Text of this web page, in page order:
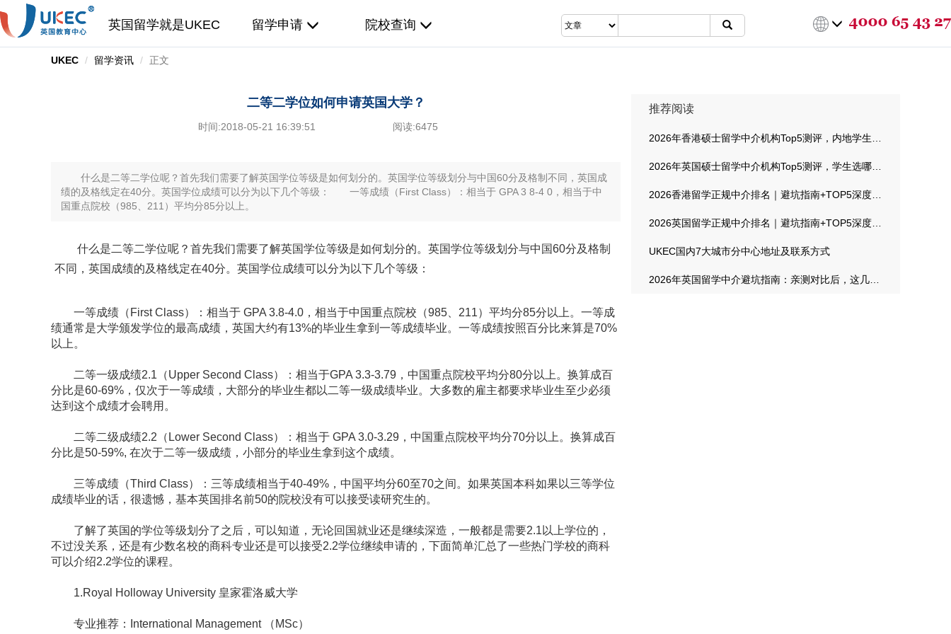
英国留学就是UKEC 留学申请 院校查询
UKEC 留学资讯 正文
二等二学位如何申请英国大学？
时间:2018-05-21 16:39:51 阅读:6475
什么是二等二学位呢？首先我们需要了解英国学位等级是如何划分的。英国学位等级划分与中国60分及格制不同，英国成
绩的及格线定在40分。英国学位成绩可以分为以下几个等级： 一等成绩（First Class）：相当于 GPA 3 8-4 0，相当于中
国重点院校（985、211）平均分85分以上。
什么是二等二学位呢？首先我们需要了解英国学位等级是如何划分的。英国学位等级划分与中国60分及格制
不同，英国成绩的及格线定在40分。英国学位成绩可以分为以下几个等级：
一等成绩（First Class）：相当于 GPA 3.8-4.0，相当于中国重点院校（985、211）平均分85分以上。一等成
绩通常是大学颁发学位的最高成绩，英国大约有13%的毕业生拿到一等成绩毕业。一等成绩按照百分比来算是70%
以上。
二等一级成绩2.1（Upper Second Class）：相当于GPA 3.3-3.79，中国重点院校平均分80分以上。换算成百
分比是60-69%，仅次于一等成绩，大部分的毕业生都以二等一级成绩毕业。大多数的雇主都要求毕业生至少必须
达到这个成绩才会聘用。
二等二级成绩2.2（Lower Second Class）：相当于 GPA 3.0-3.29，中国重点院校平均分70分以上。换算成百
分比是50-59%, 在次于二等一级成绩，小部分的毕业生拿到这个成绩。
三等成绩（Third Class）：三等成绩相当于40-49%，中国平均分60至70之间。如果英国本科如果以三等学位
成绩毕业的话，很遗憾，基本英国排名前50的院校没有可以接受读研究生的。
了解了英国的学位等级划分了之后，可以知道，无论回国就业还是继续深造，一般都是需要2.1以上学位的，
不过没关系，还是有少数名校的商科专业还是可以接受2.2学位继续申请的，下面简单汇总了一些热门学校的商科
可以介绍2.2学位的课程。
1.Royal Holloway University 皇家霍洛威大学
专业推荐：International Management （MSc）
推荐阅读
UKEC国内7大城市分中心地址及联系方式